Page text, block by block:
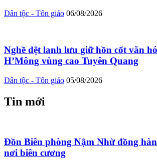
Dân tộc - Tôn giáo 06/08/2026
Nghề dệt lanh lưu giữ hồn cốt văn
H’Mông vùng cao Tuyên Quang
Dân tộc - Tôn giáo 05/08/2026
Tin mới
Đồn Biên phòng Nậm Nhừ đồng
nơi biên cương